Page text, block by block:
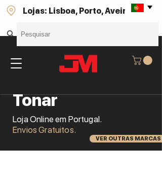
Lojas: Lisboa, Porto, Aveiro
Tonar
Loja Online em Portugal.
Envios Gratuitos.
VER OUTRAS MARCAS